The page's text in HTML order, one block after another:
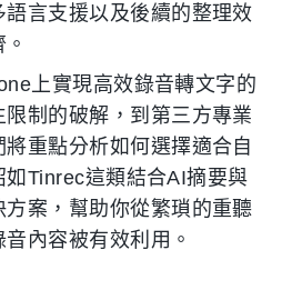
言支援以及後續的整理效
上實現高效錄音轉文字的
制的破解，到第三方專業
重點分析如何選擇適合自
如Tinrec這類結合AI摘要與
案，幫助你從繁瑣的重聽
內容被有效利用。